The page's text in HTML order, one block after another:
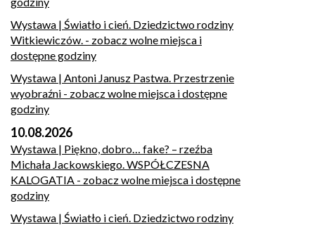
Wystawa | Światło i cień. Dziedzictwo rodziny
Witkiewiczów. - zobacz wolne miejsca i
dostępne godziny
Wystawa | Antoni Janusz Pastwa. Przestrzenie
wyobraźni - zobacz wolne miejsca i dostępne
godziny
10.08.2026
Wystawa | Piękno, dobro… fake? – rzeźba
Michała Jackowskiego. WSPÓŁCZESNA
KALOGATIA - zobacz wolne miejsca i dostępne
godziny
Wystawa | Światło i cień. Dziedzictwo rodziny